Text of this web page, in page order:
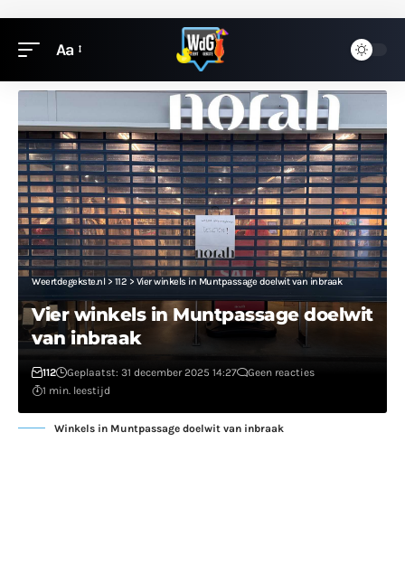
Aa
Weertdegekste.nl> 112 > Vier winkels in Muntpassage doelwit van inbraak
Vier winkels in Muntpassage doelwit
van inbraak
112 Geplaatst: 31 december 2025 14:27
Geen reacties
1 min. leestijd
Winkels in Muntpassage doelwit van inbraak